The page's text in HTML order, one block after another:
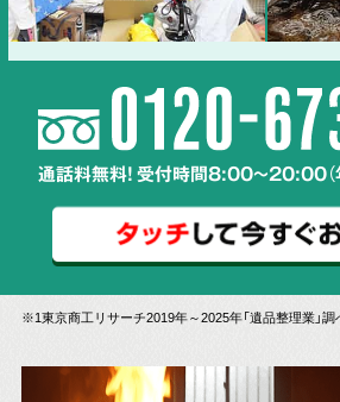
通話料無料! 受付時間8:00～20:00（
※1東京商工リサーチ2019年～2025年「遺品整理業」調